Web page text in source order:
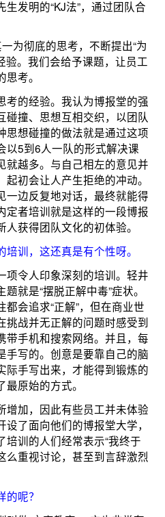
发明的“KJ法”，通过团队合
为彻底的思考，不断提出“为
验。我们会给予课题，让员工
考。
考的经验。我认为博报堂的强
碰撞、思想互相交织，以团队
思想碰撞的做法就是通过这项
以5到6人一队的形式解决课
就越多。与自己相左的意见并
初会让人产生拒绝的冲动。
一边反复地对话，最终就能得
定者培训就是这样的一段博报
获得团队文化的初体验。
训，这还真是有个性呀。
项令人印象深刻的培训。轻井
就是“摆脱正解中毒”症状。
会追求“正解”，但在商业世
挑战并无正解的问题时感受到
带手机和搜索网络。并且，每
手写的。创意是要靠自己的脑
际手写出来，才能得到锻炼的
原始的方式。
增加，因此有些员工并未体验
了面向他们的博报堂大学，
训的人们经常表示“我终于
么重视讨论，甚至到言辞激烈
呢？